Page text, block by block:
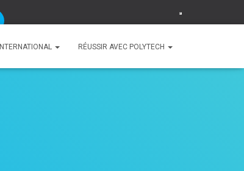
INTERNATIONAL RÉUSSIR AVEC POLYTECH